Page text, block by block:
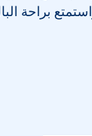
براحة